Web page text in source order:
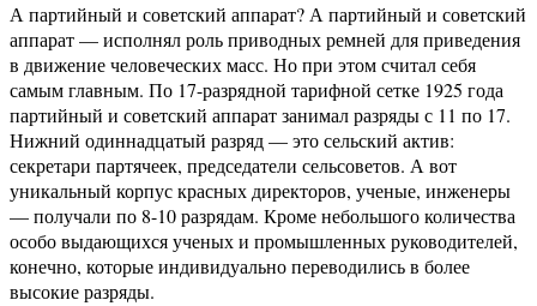
А партийный и советский аппарат? А партийный и советский
аппарат — исполнял роль приводных ремней для приведения
в движение человеческих масс. Но при этом считал себя
самым главным. По 17-разрядной тарифной сетке 1925 года
партийный и советский аппарат занимал разряды с 11 по 17.
Нижний одиннадцатый разряд — это сельский актив:
секретари партячеек, председатели сельсоветов. А вот
уникальный корпус красных директоров, ученые, инженеры
— получали по 8-10 разрядам. Кроме небольшого количества
особо выдающихся ученых и промышленных руководителей,
конечно, которые индивидуально переводились в более
высокие разряды.